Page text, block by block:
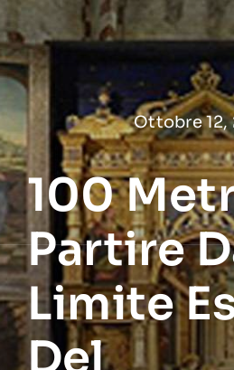
Salta
al
contenuto
Ottobre 12,
100
Partire
Limite
Del